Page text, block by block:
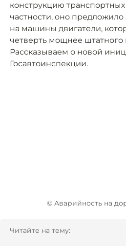
конструкцию транспортных
частности, оно предложило
на машины двигатели,
четверть мощнее штатного
Рассказываем о новой
Госавтоинспекции.
© Аварийность на
Читайте на тему: